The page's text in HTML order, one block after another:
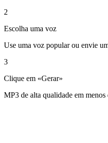
2
Escolha uma voz
Use uma voz popular ou envie
3
Clique em «Gerar»
MP3 de alta qualidade em